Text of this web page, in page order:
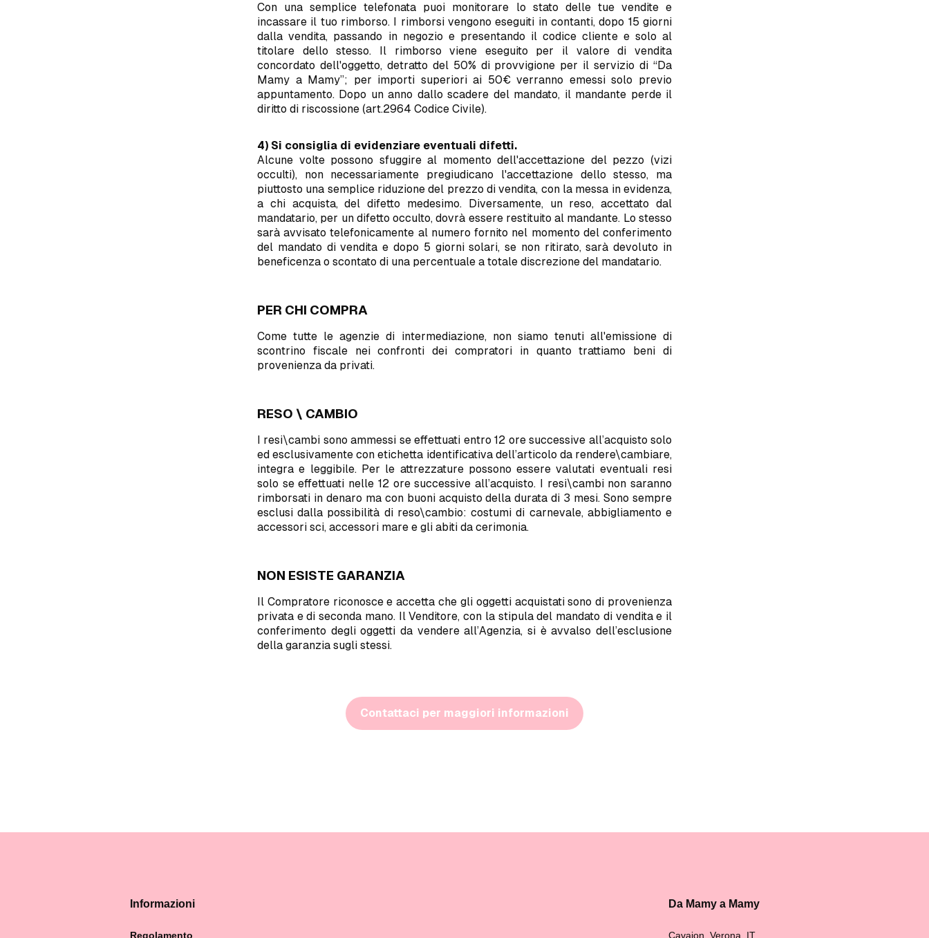
Con una semplice telefonata puoi monitorare lo stato delle tue vendite e
incassare il tuo rimborso. I rimborsi vengono eseguiti in contanti, dopo 15 giorni
dalla vendita, passando in negozio e presentando il codice cliente e solo al
titolare dello stesso. Il rimborso viene eseguito per il valore di vendita
concordato dell'oggetto, detratto del 50% di provvigione per il servizio di “Da
Mamy a Mamy”; per importi superiori ai 50€ verranno emessi solo previo
appuntamento. Dopo un anno dallo scadere del mandato, il mandante perde il
diritto di riscossione (art.2964 Codice Civile).
4) Si consiglia di evidenziare eventuali difetti.
Alcune volte possono sfuggire al momento dell'accettazione del pezzo (vizi
occulti), non necessariamente pregiudicano l'accettazione dello stesso, ma
piuttosto una semplice riduzione del prezzo di vendita, con la messa in evidenza,
a chi acquista, del difetto medesimo. Diversamente, un reso, accettato dal
mandatario, per un difetto occulto, dovrà essere restituito al mandante. Lo stesso
sarà avvisato telefonicamente al numero fornito nel momento del conferimento
del mandato di vendita e dopo 5 giorni solari, se non ritirato, sarà devoluto in
beneficenza o scontato di una percentuale a totale discrezione del mandatario.
PER CHI COMPRA
Come tutte le agenzie di intermediazione, non siamo tenuti all'emissione di
scontrino fiscale nei confronti dei compratori in quanto trattiamo beni di
provenienza da privati.
RESO \ CAMBIO
I resi\cambi sono ammessi se effettuati entro 12 ore successive all’acquisto solo
ed esclusivamente con etichetta identificativa dell’articolo da rendere\cambiare,
integra e leggibile. Per le attrezzature possono essere valutati eventuali resi
solo se effettuati nelle 12 ore successive all’acquisto. I resi\cambi non saranno
rimborsati in denaro ma con buoni acquisto della durata di 3 mesi. Sono sempre
esclusi dalla possibilità di reso\cambio: costumi di carnevale, abbigliamento e
accessori sci, accessori mare e gli abiti da cerimonia.
NON ESISTE GARANZIA
Il Compratore riconosce e accetta che gli oggetti acquistati sono di provenienza
privata e di seconda mano. Il Venditore, con la stipula del mandato di vendita e il
conferimento degli oggetti da vendere all’Agenzia, si è avvalso dell’esclusione
della garanzia sugli stessi.
Contattaci per maggiori informazioni
Informazioni
Regolamento
Da Mamy a Mamy
Cavaion, Verona, IT